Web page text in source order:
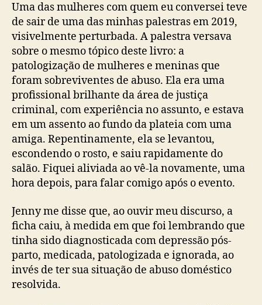
Uma das mulheres com quem eu conversei teve
de sair de uma das minhas palestras em 2019,
visivelmente perturbada. A palestra versava
sobre o mesmo tópico deste livro: a
patologização de mulheres e meninas que
foram sobreviventes de abuso. Ela era uma
profissional brilhante da área de justiça
criminal, com experiência no assunto, e estava
em um assento ao fundo da plateia com uma
amiga. Repentinamente, ela se levantou,
escondendo o rosto, e saiu rapidamente do
salão. Fiquei aliviada ao vê-la novamente, uma
hora depois, para falar comigo após o evento.
Jenny me disse que, ao ouvir meu discurso, a
ficha caiu, à medida em que foi lembrando que
tinha sido diagnosticada com depressão pós-
parto, medicada, patologizada e ignorada, ao
invés de ter sua situação de abuso doméstico
resolvida.